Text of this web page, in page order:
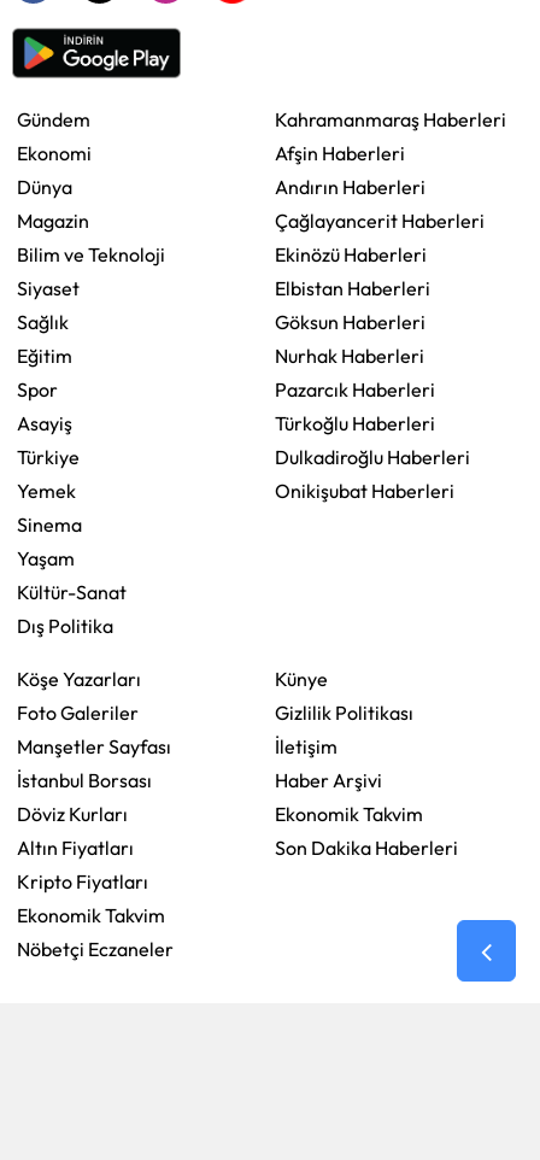
Gündem
Ekonomi
Dünya
Magazin
Bilim ve Teknoloji
Siyaset
Sağlık
Eğitim
Spor
Asayiş
Türkiye
Yemek
Sinema
Yaşam
Kültür-Sanat
Dış Politika
Kahramanmaraş Haberleri
Afşin Haberleri
Andırın Haberleri
Çağlayancerit Haberleri
Ekinözü Haberleri
Elbistan Haberleri
Göksun Haberleri
Nurhak Haberleri
Pazarcık Haberleri
Türkoğlu Haberleri
Dulkadiroğlu Haberleri
Onikişubat Haberleri
Köşe Yazarları
Foto Galeriler
Manşetler Sayfası
İstanbul Borsası
Döviz Kurları
Altın Fiyatları
Kripto Fiyatları
Ekonomik Takvim
Nöbetçi Eczaneler
Künye
Gizlilik Politikası
İletişim
Haber Arşivi
Ekonomik Takvim
Son Dakika Haberleri